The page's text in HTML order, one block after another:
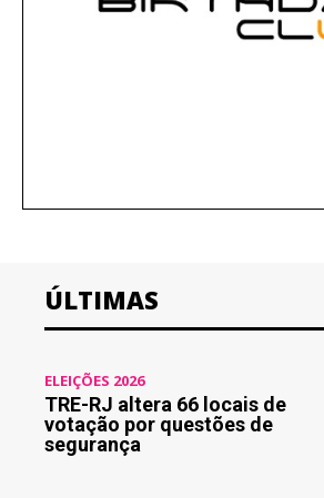
ÚLTIMAS
ELEIÇÕES 2026
TRE-RJ altera 66 locais de
votação por questões de
segurança